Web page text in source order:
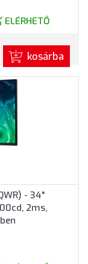
ELÉRHETŐ
kosárba
- 34"
2ms,